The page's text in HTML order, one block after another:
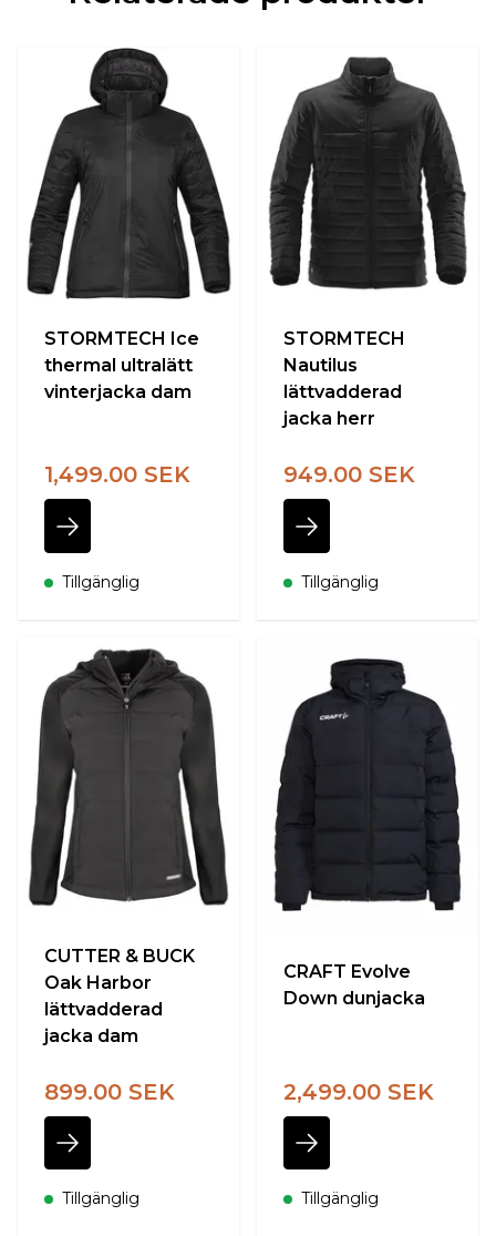
STORMTECH Ice
thermal ultralätt
vinterjacka dam
1,499.00 SEK
Tillgänglig
STORMTECH
Nautilus
lättvadderad
jacka herr
949.00 SEK
Tillgänglig
CUTTER & BUCK
Oak Harbor
lättvadderad
jacka dam
899.00 SEK
Tillgänglig
CRAFT Evolve
Down dunjacka
2,499.00 SEK
Tillgänglig